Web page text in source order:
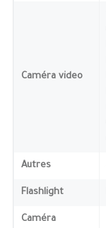
Caméra video
Autres
Flashlight
Caméra